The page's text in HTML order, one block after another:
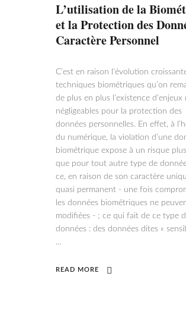
L’utilisation de la
et la Protection des
Caractère Personnel
C’est en raison l'évolution
techniques biométriques qu’on
de plus en plus l’existence d’enjeux
négligeables pour la protection des
données personnelles. En effet, à
du numérique, la violation d’une
biométrique expose à un risque
que pour tout autre type de
ce, en raison de son caractère
quasi permanent - une fois
les données biométriques ne
modifiées - ; ce qui fait de ce type
données : des données dites «
READ MORE